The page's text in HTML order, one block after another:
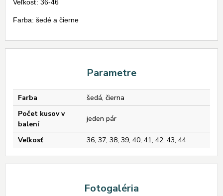
Veľkosť: 36-46
Farba: šedé a čierne
Parametre
Farba
šedá, čierna
Počet kusov v
balení
jeden pár
Veľkosť 36, 37, 38, 39, 40, 41, 42, 43, 44
Fotogaléria